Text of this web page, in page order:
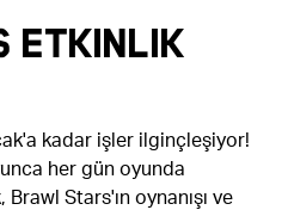
Etkinlik
kadar işler ilginçleşiyor!
her gün oyunda
Stars'ın oynanışı ve